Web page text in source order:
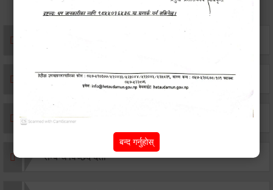
सेवाहरु
एकिकृत सम्पत्ति कर/घर जग्गा कर
विवाह दर्ता
सम्बन्ध विच्छेद दर्ता
बन्द गर्नुहोस्